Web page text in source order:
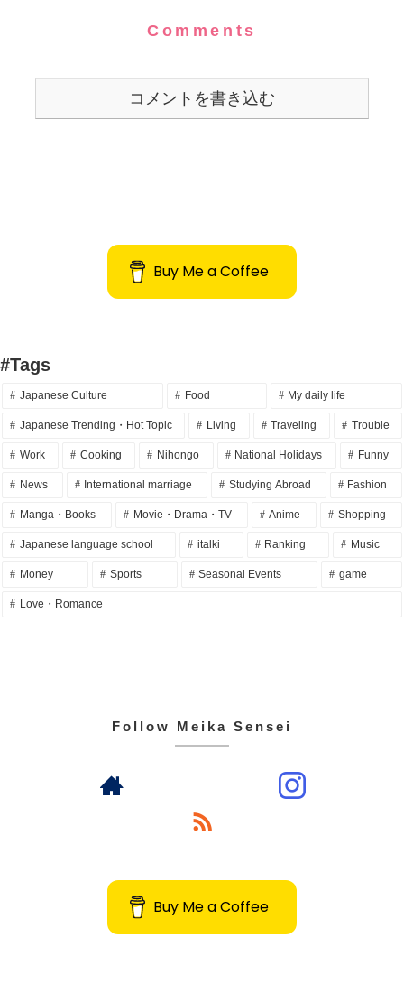
Comments
コメントを書き込む
Buy Me a Coffee
#Tags
Japanese Culture Food My daily life
Japanese Trending・Hot Topic Living Traveling Trouble
Work Cooking Nihongo National Holidays Funny
News International marriage Studying Abroad Fashion
Manga・Books Movie・Drama・TV Anime Shopping
Japanese language school italki Ranking Music
Money Sports Seasonal Events game
Love・Romance
Follow Meika Sensei
Buy Me a Coffee